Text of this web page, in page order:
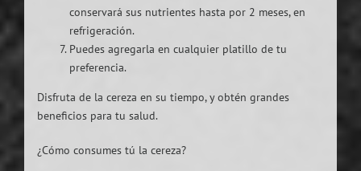
conservará sus nutrientes hasta por 2 meses, en
refrigeración.
Puedes agregarla en cualquier platillo de tu
preferencia.
Disfruta de la cereza en su tiempo, y obtén grandes
beneficios para tu salud.
¿Cómo consumes tú la cereza?